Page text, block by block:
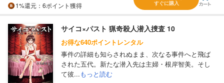
1%還元 ：6ポイント獲得 すぐに購入
サイコ×パスト 猟奇殺人潜入捜査 10
お得な640ポイントレンタル
事件の詳細も知らされぬまま、次なる事件へと飛ば
された五代。新たな潜入先は主婦・根岸智美。そし
て彼...もっと読む